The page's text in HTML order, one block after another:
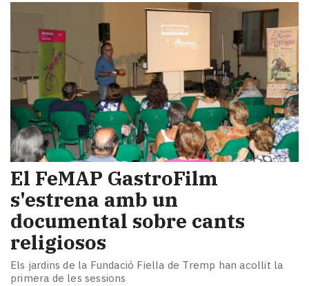
El FeMAP GastroFilm
s'estrena amb un
documental sobre cants
religiosos
Els jardins de la Fundació Fiella de Tremp han acollit la
primera de les sessions